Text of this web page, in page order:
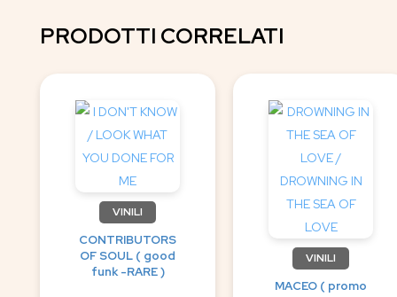
PRODOTTI CORRELATI
VINILI
CONTRIBUTORS
OF SOUL ( good
funk -RARE )
VINILI
MACEO ( promo